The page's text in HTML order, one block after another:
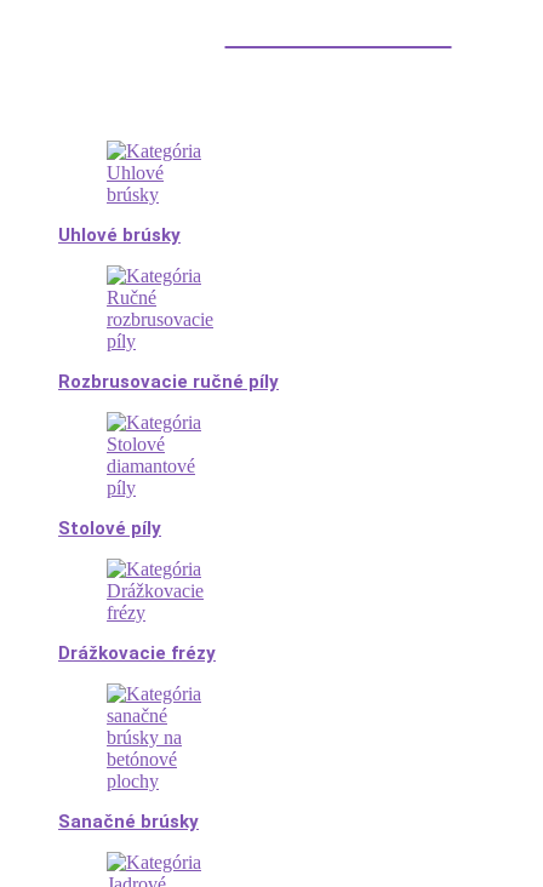
Uhlové brúsky
Rozbrusovacie ručné píly
Stolové píly
Drážkovacie frézy
Sanačné brúsky